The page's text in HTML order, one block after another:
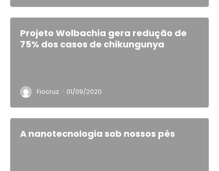
Projeto Wolbachia gera redução de
75% dos casos de chikungunya
Fiocruz · 01/09/2020
A nanotecnologia sob nossos pés